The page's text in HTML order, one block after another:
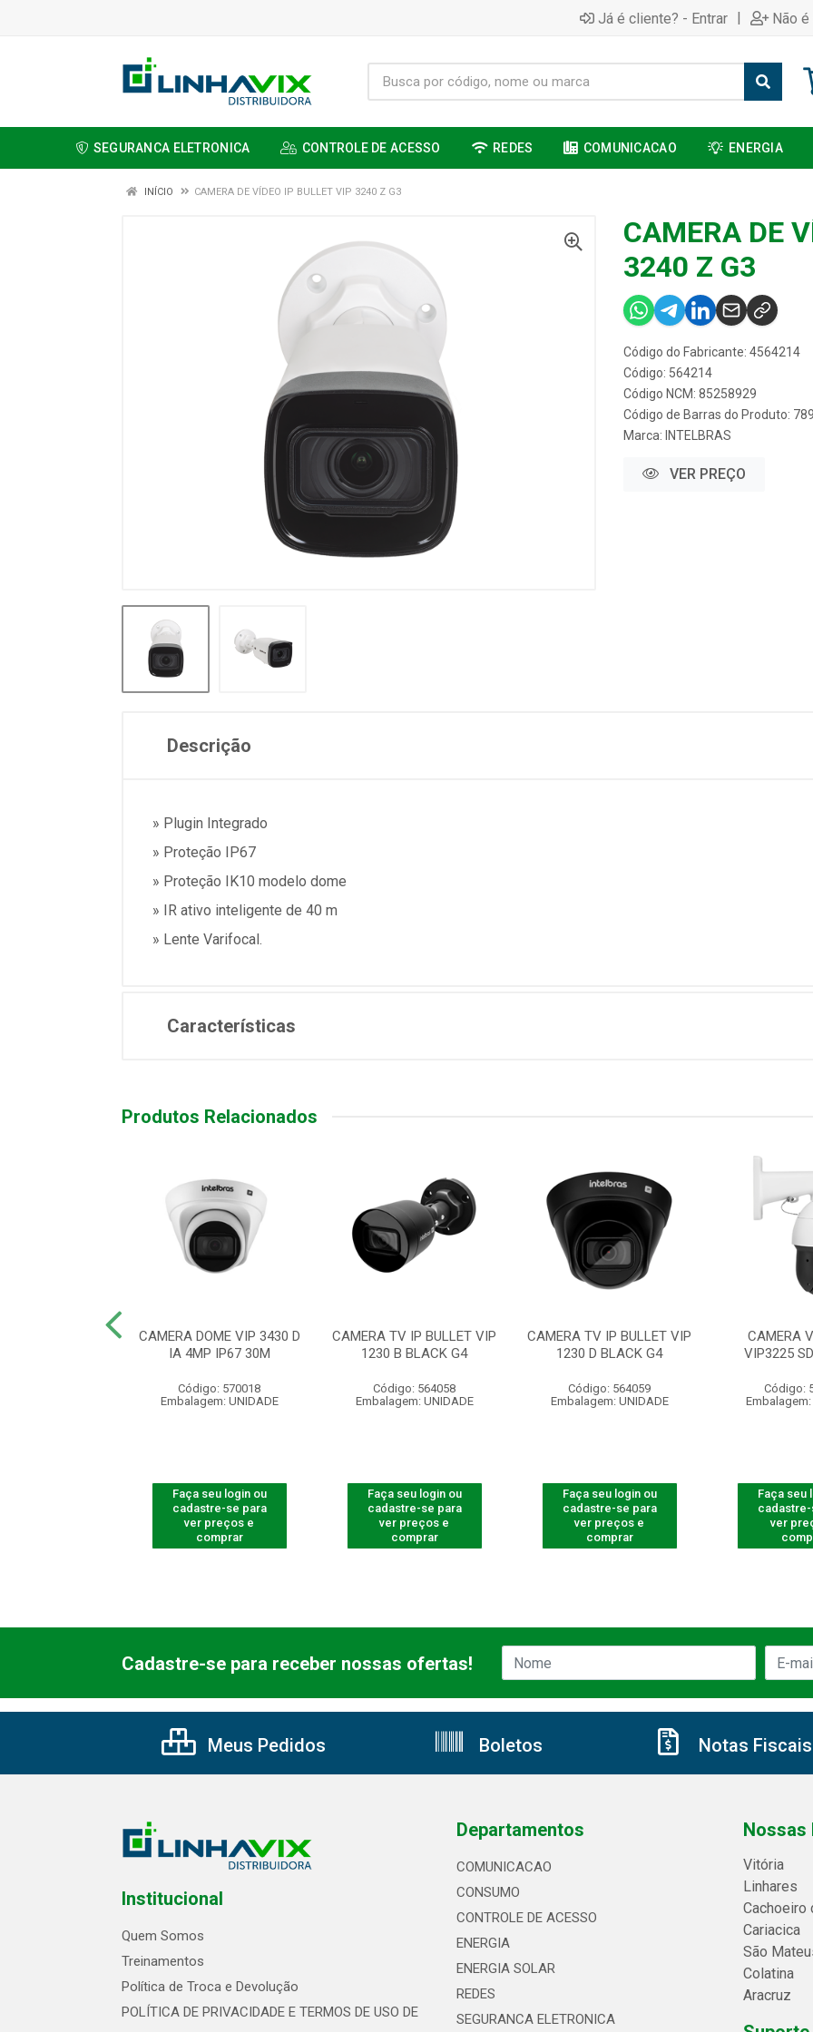
Já é cliente? - Entrar | Não
SEGURANCA ELETRONICA CONTROLE DE ACESSO REDES COMUNICACAO ENERGIA
INÍCIO CAMERA DE VÍDEO IP BULLET VIP 3240 Z G3
CAMERA DE
3240 Z G3
Código do Fabricante: 4564214
Código: 564214
Código NCM: 85258929
Código de Barras do Produto:
Marca: INTELBRAS
VER PREÇO
Descrição
» Plugin Integrado
» Proteção IP67
» Proteção IK10 modelo dome
» IR ativo inteligente de 40 m
» Lente Varifocal.
Características
Produtos Relacionados
CAMERA DOME VIP 3430 D
IA 4MP IP67 30M
Código: 570018
Embalagem: UNIDADE
Faça seu login ou
cadastre-se para
ver preços e
comprar
CAMERA TV IP BULLET VIP
1230 B BLACK G4
Código: 564058
Embalagem: UNIDADE
Faça seu login ou
cadastre-se para
ver preços e
comprar
CAMERA TV IP BULLET VIP
1230 D BLACK G4
Código: 564059
Embalagem: UNIDADE
Faça seu login ou
cadastre-se para
ver preços e
comprar
CAMERA
VIP3225
Código:
Embalagem:
Faça seu
ver
Cadastre-se para receber nossas ofertas!
Meus Pedidos Boletos Notas Fiscais
Institucional
Quem Somos
Treinamentos
Política de Troca e Devolução
POLÍTICA DE PRIVACIDADE E TERMOS DE USO DE
Departamentos
COMUNICACAO
CONSUMO
CONTROLE DE ACESSO
ENERGIA
ENERGIA SOLAR
REDES
SEGURANCA ELETRONICA
Nossas
Vitória
Linhares
Cachoeiro
Cariacica
São
Colatina
Aracruz